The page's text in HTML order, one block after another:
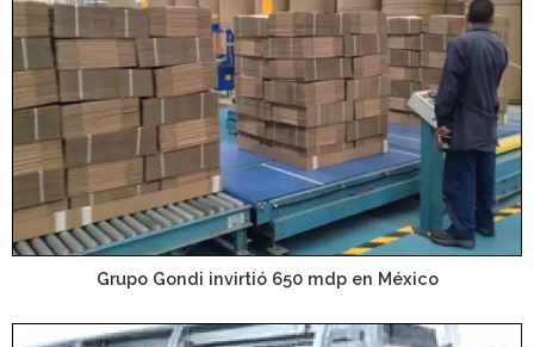
Grupo Gondi invirtió 650 mdp en México